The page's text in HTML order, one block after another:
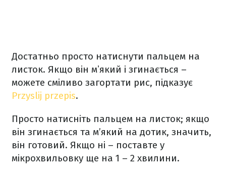
Достатньо просто натиснути пальцем на
листок. Якщо він мʼякий і згинається –
можете сміливо загортати рис, підказує
Przyslij przepis.
Просто натисніть пальцем на листок; якщо
він згинається та м’який на дотик, значить,
він готовий. Якщо ні – поставте у
мікрохвильовку ще на 1 – 2 хвилини.